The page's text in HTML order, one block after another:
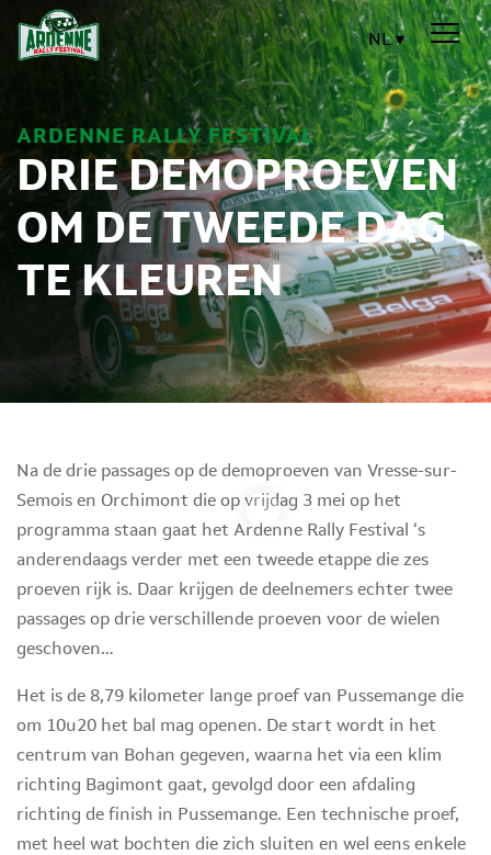
NL
ARDENNE RALLY FESTIVAL
DRIE DEMOPROEVEN
OM DE TWEEDE DAG
TE KLEUREN
Na de drie passages op de demoproeven van Vresse-sur-
Semois en Orchimont die op vrijdag 3 mei op het
programma staan gaat het Ardenne Rally Festival ‘s
anderendaags verder met een tweede etappe die zes
proeven rijk is. Daar krijgen de deelnemers echter twee
passages op drie verschillende proeven voor de wielen
geschoven…
Het is de 8,79 kilometer lange proef van Pussemange die
om 10u20 het bal mag openen. De start wordt in het
centrum van Bohan gegeven, waarna het via een klim
richting Bagimont gaat, gevolgd door een afdaling
richting de finish in Pussemange. Een technische proef,
met heel wat bochten die zich sluiten en wel eens enkele